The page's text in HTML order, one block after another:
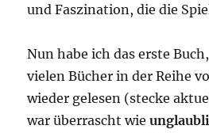
und Faszination, die die
Nun habe ich das erste
vielen Bücher in der Reihe
wieder gelesen (stecke
war überrascht wie